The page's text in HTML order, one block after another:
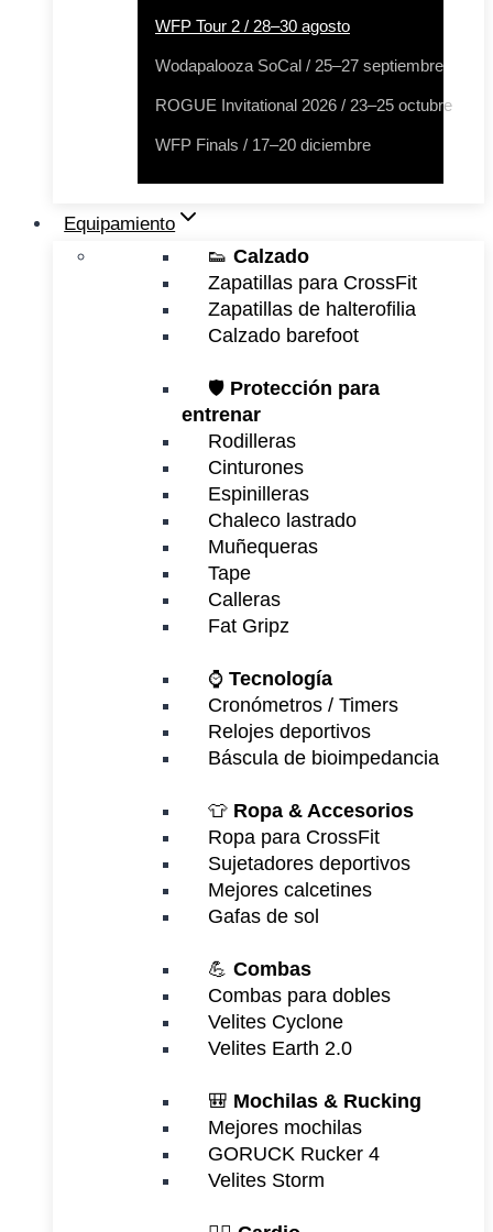
WFP Tour 2 / 28–30 agosto
Wodapalooza SoCal / 25–27 septiembre
ROGUE Invitational 2026 / 23–25 octubre
WFP Finals / 17–20 diciembre
Equipamiento
👟 Calzado
Zapatillas para CrossFit
Zapatillas de halterofilia
Calzado barefoot
🛡️ Protección para
entrenar
Rodilleras
Cinturones
Espinilleras
Chaleco lastrado
Muñequeras
Tape
Calleras
Fat Gripz
⌚ Tecnología
Cronómetros / Timers
Relojes deportivos
Báscula de bioimpedancia
👕 Ropa & Accesorios
Ropa para CrossFit
Sujetadores deportivos
Mejores calcetines
Gafas de sol
💪 Combas
Combas para dobles
Velites Cyclone
Velites Earth 2.0
🎒 Mochilas & Rucking
Mejores mochilas
GORUCK Rucker 4
Velites Storm